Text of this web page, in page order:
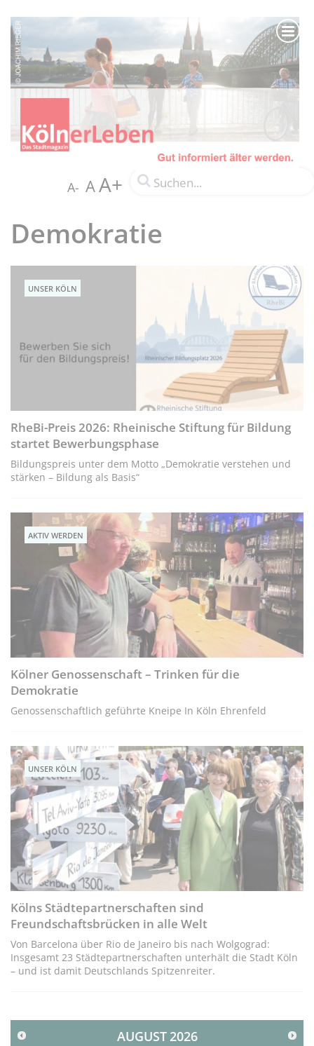
A- AA+
Demokratie
UNSER KÖLN
RheBi-Preis 2026: Rheinische Stiftung für Bildung
startet Bewerbungsphase
Bildungspreis unter dem Motto „Demokratie verstehen und
stärken – Bildung als Basis“
AKTIV WERDEN
Kölner Genossenschaft – Trinken für die
Demokratie
Genossenschaftlich geführte Kneipe In Köln Ehrenfeld
UNSER KÖLN
Kölns Städtepartnerschaften sind
Freundschaftsbrücken in alle Welt
Von Barcelona über Rio de Janeiro bis nach Wolgograd:
Insgesamt 23 Städtepartnerschaften unterhält die Stadt Köln
– und ist damit Deutschlands Spitzenreiter.
AUGUST 2026